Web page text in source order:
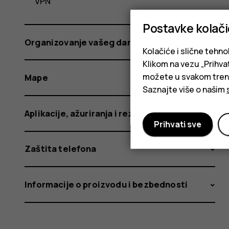
Organizovanje vašeg dana
Mape
Aplikacije, ažuriranja i rezervne kopije
Zaštita telefona
Informacije o proizvodu i bezbednosti
Postavke
Kolačiće i slične
Klikom na vezu
možete u svakom
Saznajte više o našim
Prihvati sve